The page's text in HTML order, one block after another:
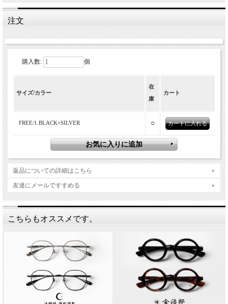
注文
購入数: 個
サイズ/カラー
在
庫
カート
FREE/1.BLACK×SILVER ○
返品についての詳細はこちら
友達にメールですすめる
こちらもオススメです。